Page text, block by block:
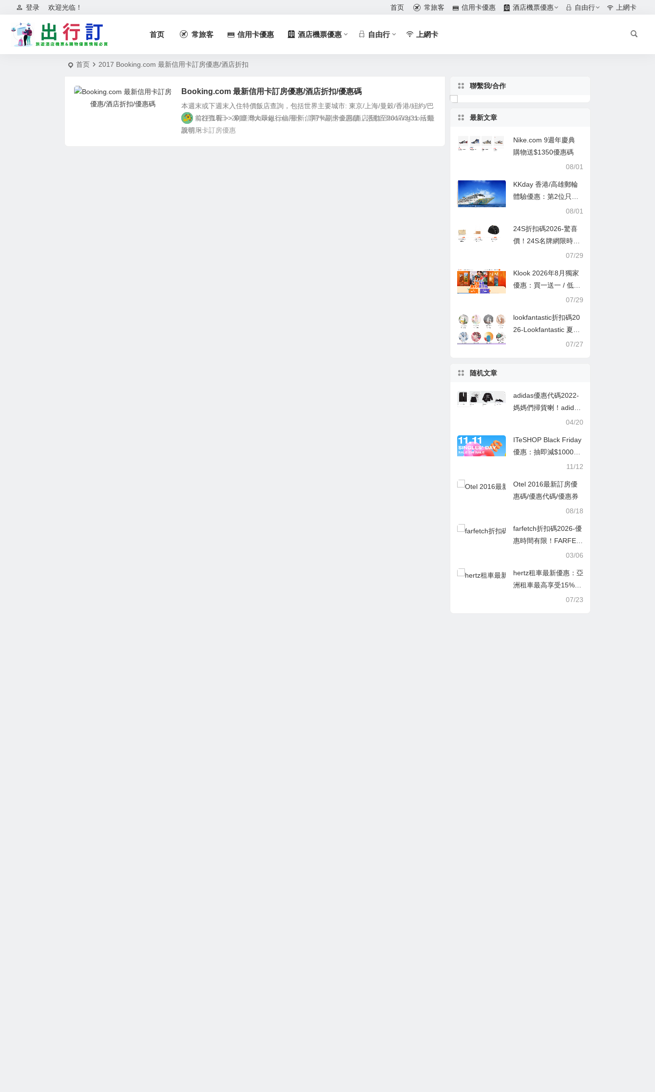
欢迎光临！
登录 首页 常旅客 信用卡優惠 酒店機票優惠 自由行 上網卡
首页 常旅客 信用卡優惠 酒店機票優惠 自由行 上網卡
首页 2017 Booking.com 最新信用卡訂房優惠/酒店折扣
Booking.com 最新信用卡訂房優惠/酒店折扣/優惠碼
本週末或下週末入住特價飯店查詢，包括世界主要城市: 東京/上海/曼穀/香港/紐約/巴
黎，前往查看 >> 刷臺灣大眾銀行信用卡，享7%刷卡金回饋，活動至2017/3/31 活動
說明 >...
02月19日 2017 Booking.com 最新信用卡訂房優惠/酒店折扣 Booking.com 最
新信用卡訂房優惠
聯繫我/合作
最新文章
Nike.com 9週年慶典
購物送$1350優惠碼
08/01
KKday 香港/高雄郵輪
體驗優惠：第2位只需
08/01
24S折扣碼2026-驚喜
價！24S名牌網限時9
折！Louis Vuitton 精選
72折！
07/29
Klook 2026年8月獨家
優惠：買一送一 / 低至
07/29
lookfantastic折扣碼20
26-Lookfantastic 夏日
優惠低至65折優惠碼
07/27
随机文章
adidas優惠代碼2022-
媽媽們掃貨喇！adidas
官網限時優惠！精選人
件或以上享7折！
04/20
ITeSHOP Black Friday
優惠：抽即減$1000！
11/12
Otel 2016最新訂房優
惠碼/優惠代碼/優惠券
08/18
farfetch折扣碼2026-優
惠時間有限！FARFET
CH 網定價有平＋8折優
靚衫低至香港45折！
03/06
hertz租車最新優惠：亞
洲租車最高享受15%折
07/23